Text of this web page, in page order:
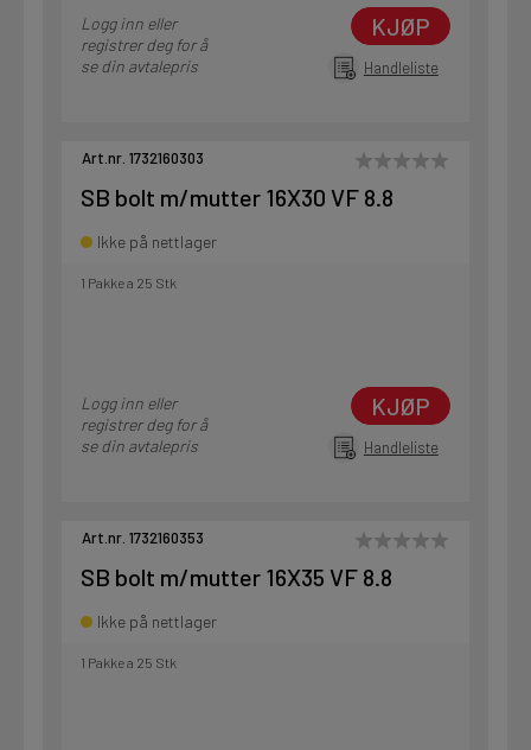
Logg inn eller
registrer deg for å
se din avtalepris
KJØP
Handleliste
Art.nr. 1732160303
SB bolt m/mutter 16X30 VF 8.8
Ikke på nettlager
1 Pakke a 25 Stk
Logg inn eller
registrer deg for å
se din avtalepris
KJØP
Handleliste
Art.nr. 1732160353
SB bolt m/mutter 16X35 VF 8.8
Ikke på nettlager
1 Pakke a 25 Stk